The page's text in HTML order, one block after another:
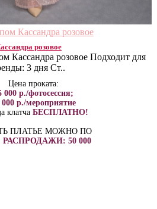
розовое
Кассандра розовое Подходит для
3 дня Ст..
Цена проката:
000 р./фотосессия;
000 р./мероприятие
клатча БЕСПЛАТНО!
ПЛАТЬЕ МОЖНО ПО
РАСПРОДАЖИ: 50 000